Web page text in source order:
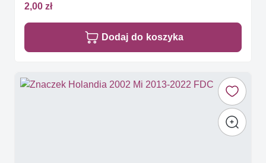
2,00 zł
Dodaj do koszyka